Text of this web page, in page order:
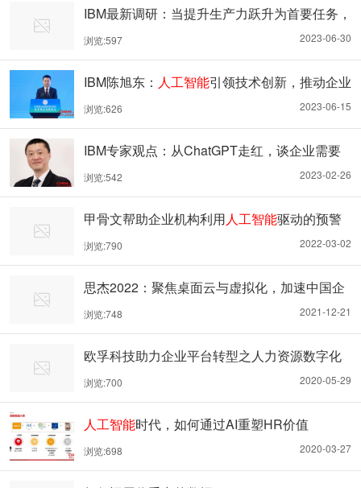
IBM最新调研：当提升生产力跃升为首要任务，
CEO们纷纷拥抱生成式
2023-06-30
浏览:597
IBM陈旭东： 人工智能引领技术创新，推动企业
高质量发展
2023-06-15
浏览:626
IBM专家观点：从ChatGPT走红，谈企业需要
什么样的
——从“百事通”到“业务助手”
2023-02-26
浏览:542
甲骨文帮助企业机构利用人工智能驱动的预警
功能保护HR数据
2022-03-02
浏览:790
思杰2022：聚焦桌面云与虚拟化，加速中国企
业数字化进程
2021-12-21
浏览:748
欧孚科技助力企业平台转型之人力资源数字化
转型
2020-05-29
浏览:700
人工智能时代，如何通过AI重塑HR价值
2020-03-27
浏览:698